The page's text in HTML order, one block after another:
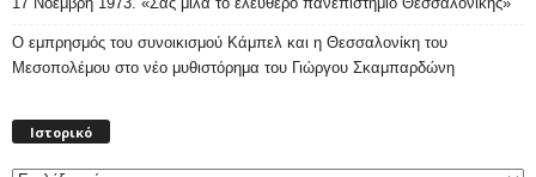
Ο εμπρησμός του συνοικισμού Κάμπελ και η Θεσσαλονίκη του
Μεσοπολέμου στο νέο μυθιστόρημα του Γιώργου Σκαμπαρδώνη
Ιστορικό